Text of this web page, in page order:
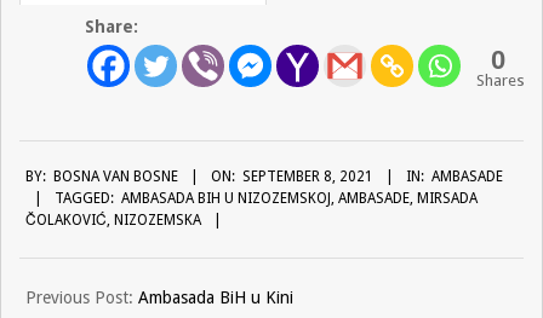
Share:
0
Shares
09-
08
BY: BOSNA VAN BOSNE ON: SEPTEMBER 8, 2021 IN: AMBASADE
TAGGED: AMBASADA BIH U NIZOZEMSKOJ AMBASADE MIRSADA
ČOLAKOVIĆ NIZOZEMSKA
Previous Post: Ambasada BiH u Kini